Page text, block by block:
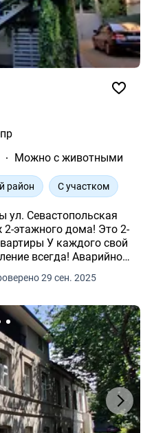
Можно с животными
район С участком
Севастопольская
2-этажного дома! Это 2-
У каждого свой
отсутствия света.
4 авто).
29 сен. 2025